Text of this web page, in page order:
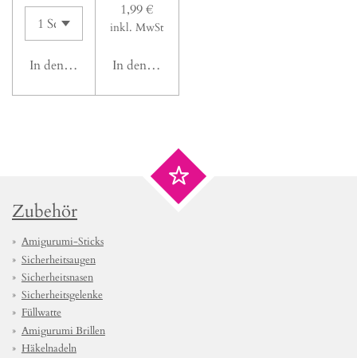
In den Warenkorb
1,99 €
inkl. MwSt
In den Warenkorb
Zubehör
Amigurumi-Sticks
Sicherheitsaugen
Sicherheitsnasen
Sicherheitsgelenke
Füllwatte
Amigurumi Brillen
Häkelnadeln